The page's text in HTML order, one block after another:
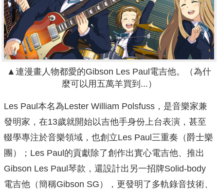
▲連漫畫人物都愛的Gibson Les Paul電吉他。（為什
麼可以用五萬羊買到...）
Les Paul本名為Lester William Polsfuss，是音樂家兼
發明家，在13歲就開始以吉他手身份上台表演，甚至
輟學專注於音樂領域，也創立Les Paul三重奏（爵士樂
團）；Les Paul的貢獻除了創作出實心電吉他、推出
Gibson Les Paul琴款，還設計出另一招牌Solid-body
電吉他（簡稱Gibson SG），更發明了多軌錄音技術、